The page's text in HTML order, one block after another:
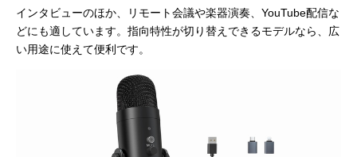
インタビューのほか、リモート会議や楽器演奏、YouTube配信な
どにも適しています。指向特性が切り替えできるモデルなら、広
い用途に使えて便利です。